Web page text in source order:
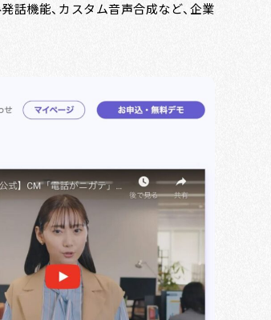
話機能、カスタム音声合成など、企業